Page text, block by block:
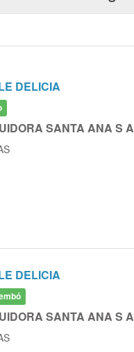
DELICIA
SANTA ANA S A
DELICIA
SANTA ANA S A